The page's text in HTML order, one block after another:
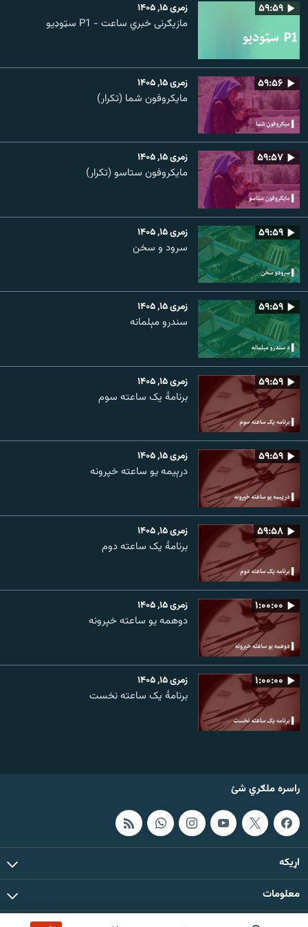
۵۹:۵۹ زمری ۱۵, ۱۴۰۵
مازیګرنی خبري ساعت - P1 سټوډیو
۵۹:۵۶ زمری ۱۵, ۱۴۰۵
مایکروفون شما (تکرار)
۵۹:۵۷ زمری ۱۵, ۱۴۰۵
مایکروفون ستاسو (تکرار)
۵۹:۵۹ زمری ۱۵, ۱۴۰۵
سرود و سخن
۵۹:۵۹ زمری ۱۵, ۱۴۰۵
سندرو مېلمانه
۵۹:۵۹ زمری ۱۵, ۱۴۰۵
برنامۀ یک ساعته سوم
۵۹:۵۹ زمری ۱۵, ۱۴۰۵
درېیمه یو ساعته خپرونه
۵۹:۵۸ زمری ۱۵, ۱۴۰۵
برنامۀ یک ساعته دوم
۱:۰۰:۰۰ زمری ۱۵, ۱۴۰۵
دوهمه یو ساعته خپرونه
۱:۰۰:۰۰ زمری ۱۵, ۱۴۰۵
برنامۀ یک ساعته نخست
راسره ملګري شئ
اړيکه
معلومات